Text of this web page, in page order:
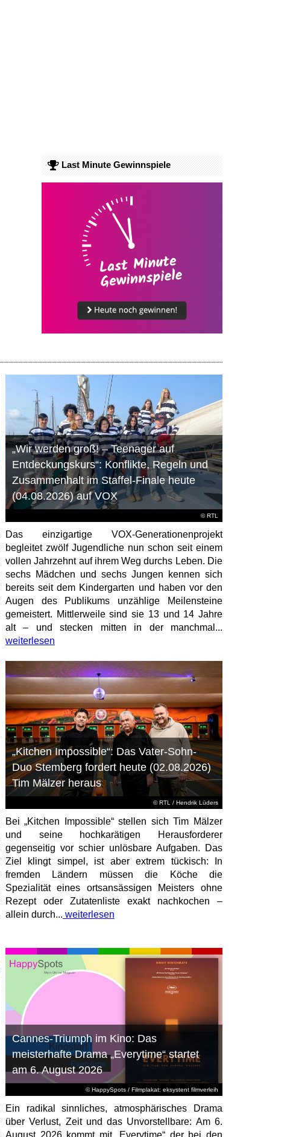
Last Minute Gewinnspiele
© RTL
„Wir werden groß! – Teenager auf
Entdeckungskurs“: Konflikte, Regeln und
Zusammenhalt im Staffel-Finale heute
(04.08.2026) auf VOX
Das einzigartige VOX-Generationenprojekt
begleitet zwölf Jugendliche nun schon seit einem
vollen Jahrzehnt auf ihrem Weg durchs Leben. Die
sechs Mädchen und sechs Jungen kennen sich
bereits seit dem Kindergarten und haben vor den
Augen des Publikums unzählige Meilensteine
gemeistert. Mittlerweile sind sie 13 und 14 Jahre
alt – und stecken mitten in der manchmal...
weiterlesen
© RTL/ Hendrik Lüders
„Kitchen Impossible“: Das Vater-Sohn-
Duo Stemberg fordert heute (02.08.2026)
Tim Mälzer heraus
Bei „Kitchen Impossible“ stellen sich Tim Mälzer
und seine hochkarätigen Herausforderer
gegenseitig vor schier unlösbare Aufgaben. Das
Ziel klingt simpel, ist aber extrem tückisch: In
fremden Ländern müssen die Köche die
Spezialität eines ortsansässigen Meisters ohne
Rezept oder Zutatenliste exakt nachkochen –
allein durch... weiterlesen
© HappySpots / Filmplakat: eksystent filmverleih
Cannes-Triumph im Kino: Das
meisterhafte Drama „Everytime“ startet
am 6. August 2026
Ein radikal sinnliches, atmosphärisches Drama
über Verlust, Zeit und das Unvorstellbare: Am 6.